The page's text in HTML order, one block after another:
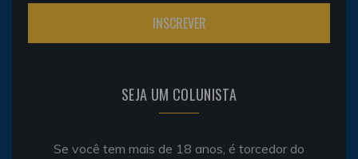
SEJA UM COLUNISTA
Se você tem mais de 18 anos, é torcedor do